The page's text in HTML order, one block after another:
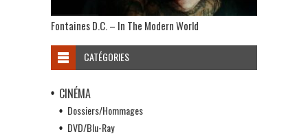
Fontaines D.C. – In The Modern World
CATÉGORIES
CINÉMA
Dossiers/Hommages
DVD/Blu-Ray